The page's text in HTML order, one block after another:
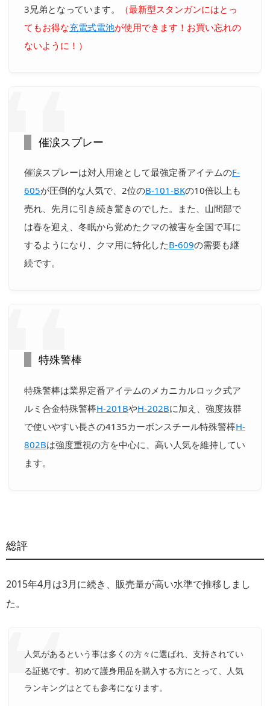
3兄弟となっています。
（最新型スタンガンにはとっ
てもお得な充電式電池が使用できます！お買い忘れの
ないように！）
催涙スプレー
催涙スプレーは対人用途として最強定番アイテムのF-
605が圧倒的な人気で、2位のB-101-BKの10倍以上も
売れ、先月に引き続き驚きのでした。また、山間部で
は春を迎え、冬眠から覚めたクマの被害を全国で耳に
するようになり、クマ用に特化したB-609の需要も継
続です。
特殊警棒
特殊警棒は業界定番アイテムのメカニカルロック式ア
ルミ合金特殊警棒H-201BやH-202Bに加え、強度抜群
で使いやすい長さの4135カーボンスチール特殊警棒 H-
802Bは強度重視の方を中心に、高い人気を維持してい
ます。
総評
2015年4月は3月に続き、販売量が高い水準で推移しまし
た。
人気があるという事は多くの方々に選ばれ、支持されてい
る証拠です。初めて護身用品を購入する方にとって、人気
ランキングはとても参考になります。